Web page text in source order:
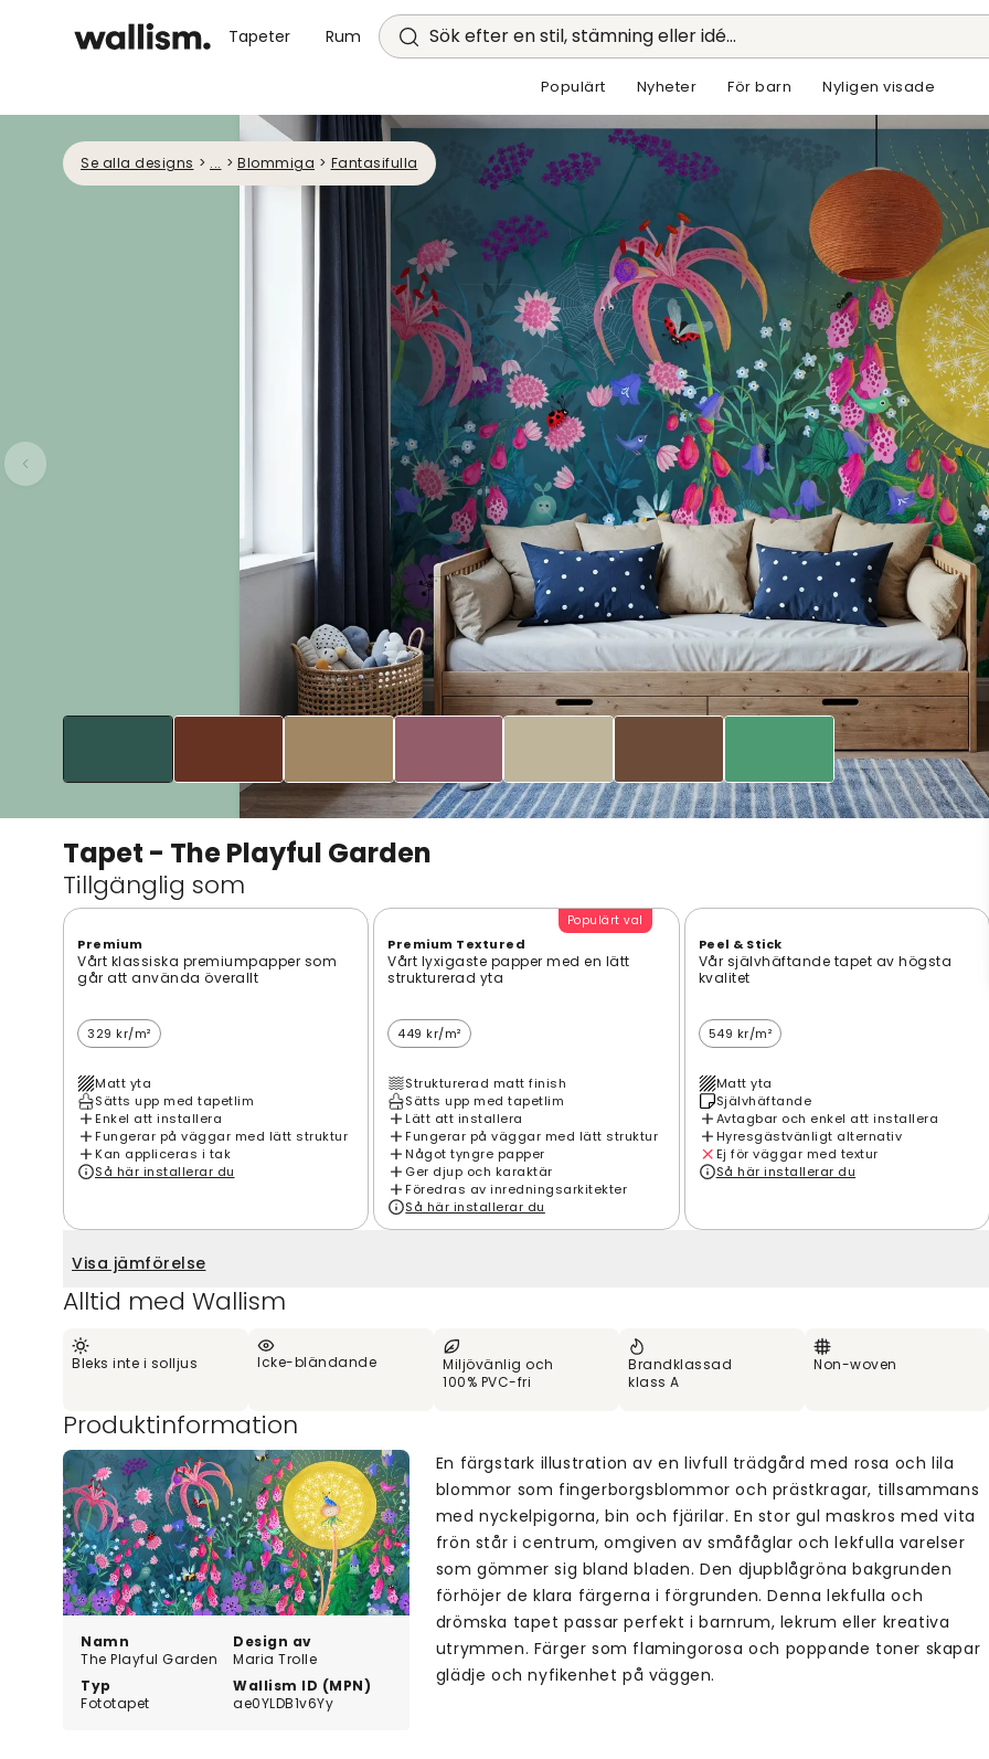
Tapeter Rum Sök efter en stil, stämning eller idé...
Populärt Nyheter För barn Nyligen visade
Se alla designs > ... > Blommiga > Fantasifulla
Tapet - The Playful Garden
Tillgänglig som
Premium
Vårt klassiska premiumpapper som
går att använda överallt
329 kr/m²
Matt yta
Sätts upp med tapetlim
Enkel att installera
Fungerar på väggar med lätt struktur
Kan appliceras i tak
Så här installerar du
Populärt val
Premium Textured
Vårt lyxigaste papper med en lätt
strukturerad yta
449 kr/m²
Strukturerad matt finish
Sätts upp med tapetlim
Lätt att installera
Fungerar på väggar med lätt struktur
Något tyngre papper
Ger djup och karaktär
Föredras av inredningsarkitekter
Så här installerar du
Peel & Stick
Vår självhäftande tapet av högsta
kvalitet
549 kr/m²
Matt yta
Självhäftande
Avtagbar och enkel att installera
Hyresgästvänligt alternativ
Ej för väggar med textur
Så här installerar du
Visa jämförelse
Alltid med Wallism
Bleks inte i solljus Icke-bländande
Miljövänlig och
100% PVC-fri
Brandklassad
klass A
Non-woven
Produktinformation
Namn
The Playful Garden
Design av
Maria Trolle
Typ
Fototapet
Wallism ID (MPN)
ae0YLDB1v6Yy
En färgstark illustration av en livfull trädgård med rosa och lila
blommor som fingerborgsblommor och prästkragar, tillsammans
med nyckelpigorna, bin och fjärilar. En stor gul maskros med vita
frön står i centrum, omgiven av småfåglar och lekfulla varelser
som gömmer sig bland bladen. Den djupblågröna bakgrunden
förhöjer de klara färgerna i förgrunden. Denna lekfulla och
drömska tapet passar perfekt i barnrum, lekrum eller kreativa
utrymmen. Färger som flamingorosa och poppande toner skapar
glädje och nyfikenhet på väggen.